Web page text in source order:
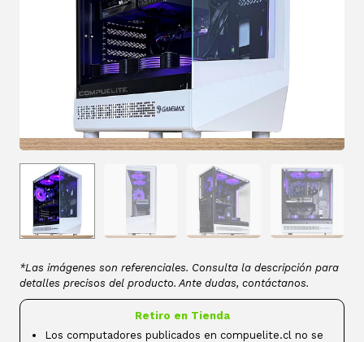
*Las imágenes son referenciales. Consulta la descripción para
detalles precisos del producto. Ante dudas, contáctanos.
Retiro en Tienda
Los computadores publicados en compuelite.cl no se